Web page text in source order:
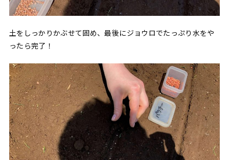
土をしっかりかぶせて固め、最後にジョウロでたっぷり水をや
ったら完了！